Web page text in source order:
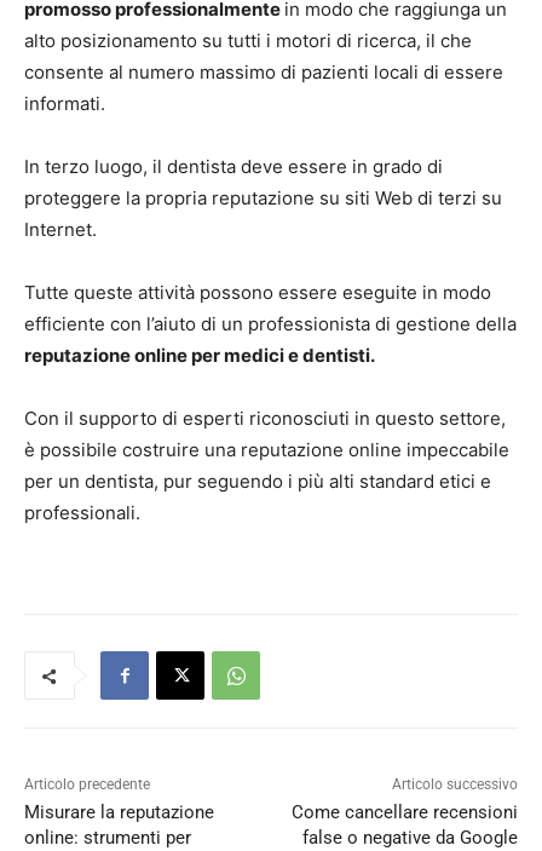
promosso professionalmente in modo che raggiunga un
alto posizionamento su tutti i motori di ricerca, il che
consente al numero massimo di pazienti locali di essere
informati.
In terzo luogo, il dentista deve essere in grado di
proteggere la propria reputazione su siti Web di terzi su
Internet.
Tutte queste attività possono essere eseguite in modo
efficiente con l’aiuto di un professionista di gestione della
reputazione online per medici e dentisti.
Con il supporto di esperti riconosciuti in questo settore,
è possibile costruire una reputazione online impeccabile
per un dentista, pur seguendo i più alti standard etici e
professionali.
Articolo precedente
Misurare la reputazione
online: strumenti per
Articolo successivo
Come cancellare recensioni
false o negative da Google